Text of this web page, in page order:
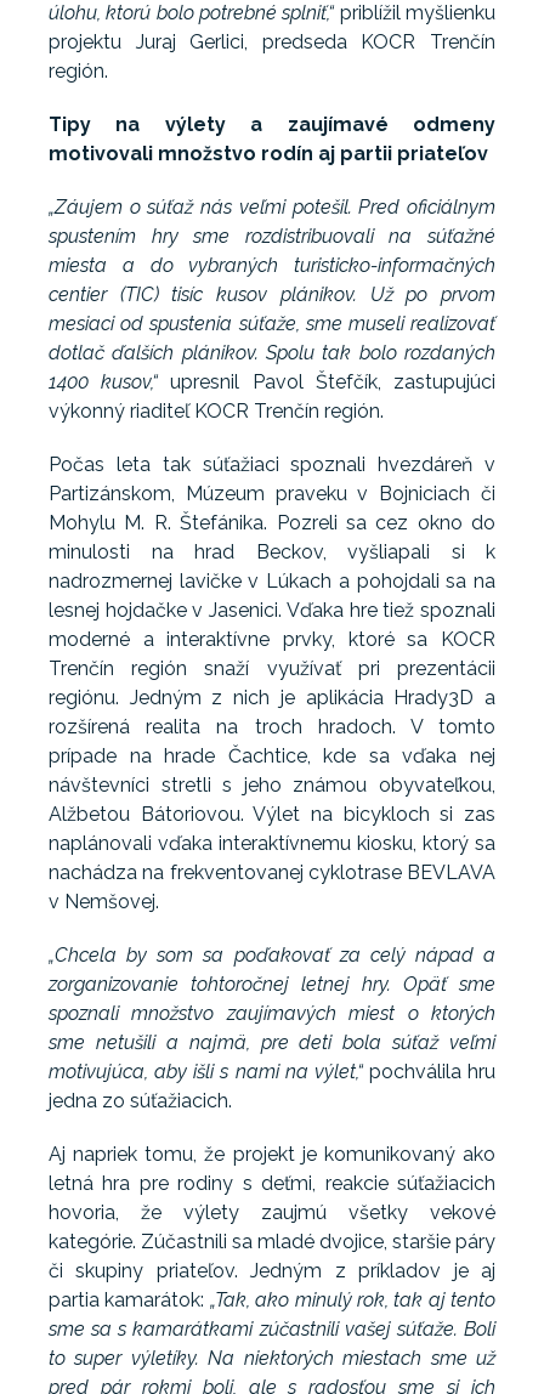
úlohu, ktorú bolo potrebné splniť,“ priblížil myšlienku
projektu Juraj Gerlici, predseda KOCR Trenčín
región.
Tipy na výlety a zaujímavé odmeny
motivovali množstvo rodín aj partii priateľov
„Záujem o súťaž nás veľmi potešil. Pred oficiálnym
spustením hry sme rozdistribuovali na súťažné
miesta a do vybraných turisticko-informačných
centier (TIC) tisíc kusov plánikov. Už po prvom
mesiaci od spustenia súťaže, sme museli realizovať
dotlač ďalších plánikov. Spolu tak bolo rozdaných
1400 kusov,“ upresnil Pavol Štefčík, zastupujúci
výkonný riaditeľ KOCR Trenčín región.
Počas leta tak súťažiaci spoznali hvezdáreň v
Partizánskom, Múzeum praveku v Bojniciach či
Mohylu M. R. Štefánika. Pozreli sa cez okno do
minulosti na hrad Beckov, vyšliapali si k
nadrozmernej lavičke v Lúkach a pohojdali sa na
lesnej hojdačke v Jasenici. Vďaka hre tiež spoznali
moderné a interaktívne prvky, ktoré sa KOCR
Trenčín región snaží využívať pri prezentácii
regiónu. Jedným z nich je aplikácia Hrady3D a
rozšírená realita na troch hradoch. V tomto
prípade na hrade Čachtice, kde sa vďaka nej
návštevníci stretli s jeho známou obyvateľkou,
Alžbetou Bátoriovou. Výlet na bicykloch si zas
naplánovali vďaka interaktívnemu kiosku, ktorý sa
nachádza na frekventovanej cyklotrase BEVLAVA
v Nemšovej.
„Chcela by som sa poďakovať za celý nápad a
zorganizovanie tohtoročnej letnej hry. Opäť sme
spoznali množstvo zaujímavých miest o ktorých
sme netušili a najmä, pre deti bola súťaž veľmi
motivujúca, aby išli s nami na výlet,“pochválila hru
jedna zo súťažiacich.
Aj napriek tomu, že projekt je komunikovaný ako
letná hra pre rodiny s deťmi, reakcie súťažiacich
hovoria, že výlety zaujmú všetky vekové
kategórie. Zúčastnili sa mladé dvojice, staršie páry
či skupiny priateľov. Jedným z príkladov je aj
partia kamarátok: „Tak, ako minulý rok, tak aj tento
sme sa s kamarátkami zúčastnili vašej súťaže. Boli
to super výletíky. Na niektorých miestach sme už
pred pár rokmi boli, ale s radosťou sme si ich